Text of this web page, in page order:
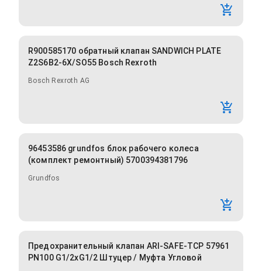
R900585170 обратный клапан SANDWICH PLATE
Z2S6B2-6X/SO55 Bosch Rexroth
Bosch Rexroth AG
96453586 grundfos блок рабочего колеса
(комплект ремонтный) 5700394381796
Grundfos
Предохранительный клапан ARI-SAFE-TCP 57961
PN100 G1/2xG1/2 Штуцер / Муфта Угловой